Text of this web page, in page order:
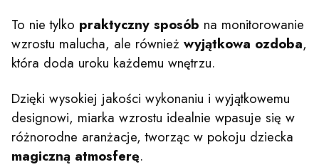
To nie tylko praktyczny sposób na monitorowanie
wzrostu malucha, ale również wyjątkowa ozdoba,
która doda uroku każdemu wnętrzu.
Dzięki wysokiej jakości wykonaniu i wyjątkowemu
designowi, miarka wzrostu idealnie wpasuje się w
różnorodne aranżacje, tworząc w pokoju dziecka
magiczną atmosferę.